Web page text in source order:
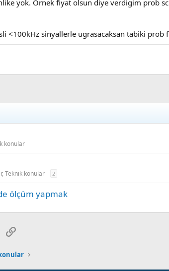
yok. Ornek fiyat olsun diye verdigim prob
<100kHz sinyallerle ugrasacaksan tabiki prob
konular
Teknik konular 2
ölçüm yapmak
postaLink